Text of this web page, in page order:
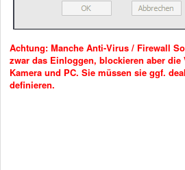
Achtung: Manche Anti-Virus / Firewall
zwar das Einloggen, blockieren aber die
Kamera und PC. Sie müssen sie ggf.
definieren.